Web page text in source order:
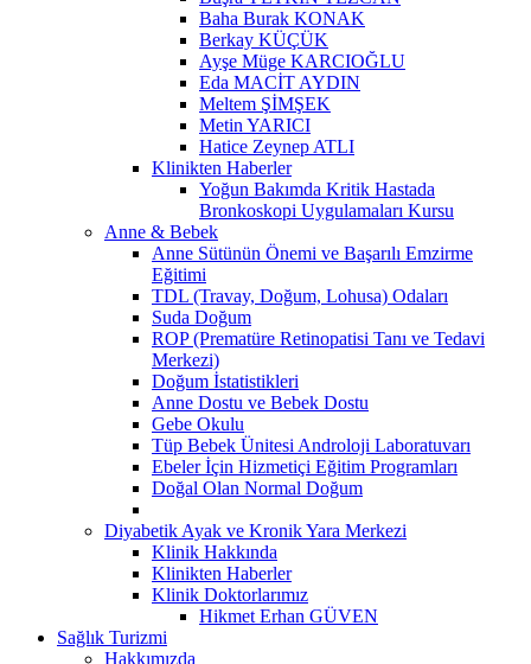
Baha Burak KONAK
Berkay KÜÇÜK
Ayşe Müge KARCIOĞLU
Eda MACİT AYDIN
Meltem ŞİMŞEK
Metin YARICI
Hatice Zeynep ATLI
Klinikten Haberler
Yoğun Bakımda Kritik Hastada
Bronkoskopi Uygulamaları Kursu
Anne & Bebek
Anne Sütünün Önemi ve Başarılı Emzirme
Eğitimi
TDL (Travay, Doğum, Lohusa) Odaları
Suda Doğum
ROP (Prematüre Retinopatisi Tanı ve Tedavi
Merkezi)
Doğum İstatistikleri
Anne Dostu ve Bebek Dostu
Gebe Okulu
Tüp Bebek Ünitesi Androloji Laboratuvarı
Ebeler İçin Hizmetiçi Eğitim Programları
Doğal Olan Normal Doğum
Diyabetik Ayak ve Kronik Yara Merkezi
Klinik Hakkında
Klinikten Haberler
Klinik Doktorlarımız
Hikmet Erhan GÜVEN
Sağlık Turizmi
Hakkımızda